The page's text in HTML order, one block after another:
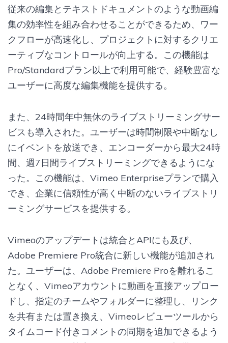
従来の編集とテキストドキュメントのような動画編
集の効率性を組み合わせることができるため、ワー
クフローが高速化し、プロジェクトに対するクリエ
ーティブなコントロールが向上する。この機能は
Pro/Standardプラン以上で利用可能で、経験豊富な
ユーザーに高度な編集機能を提供する。
また、24時間年中無休のライブストリーミングサー
ビスも導入された。ユーザーは時間制限や中断なし
にイベントを放送でき、エンコーダーから最大24時
間、週7日間ライブストリーミングできるようにな
った。この機能は、Vimeo Enterpriseプランで購入
でき、企業に信頼性が高く中断のないライブストリ
ーミングサービスを提供する。
Vimeoのアップデートは統合とAPIにも及び、
Adobe Premiere Pro統合に新しい機能が追加され
た。ユーザーは、Adobe Premiere Proを離れるこ
となく、Vimeoアカウントに動画を直接アップロー
ドし、指定のチームやフォルダーに整理し、リンク
を共有または置き換え、Vimeoレビューツールから
タイムコード付きコメントの同期を追加できるよう